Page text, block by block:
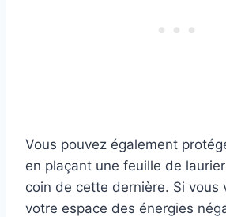
Vous pouvez également
en plaçant une feuille de
coin de cette dernière. Si vous
votre espace des énergies